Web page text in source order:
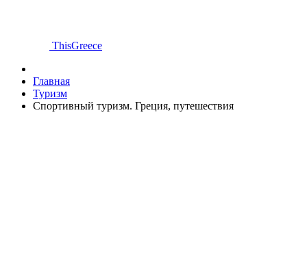
ThisGreece
Главная
Туризм
Спортивный туризм. Греция, путешествия